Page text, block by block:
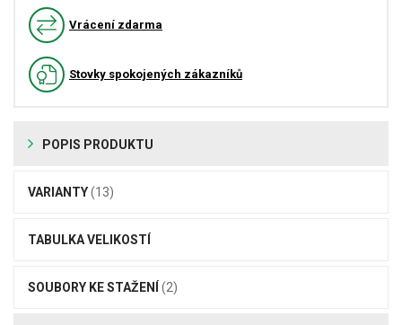
Vrácení zdarma
Stovky spokojených zákazníků
POPIS PRODUKTU
VARIANTY(13)
TABULKA VELIKOSTÍ
SOUBORY KE STAŽENÍ (2)